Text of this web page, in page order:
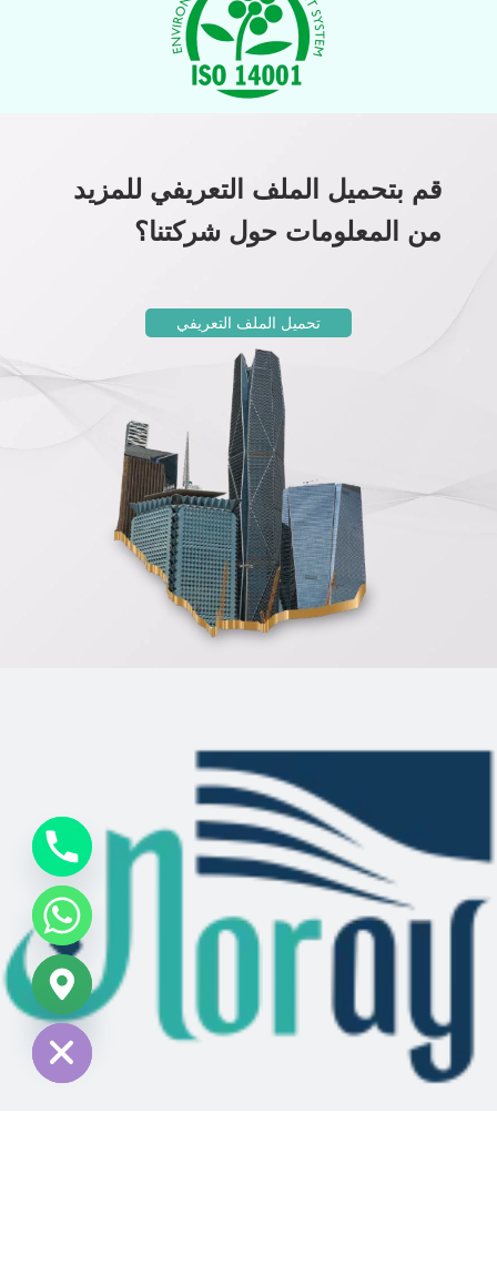
تحميل الملف التعريفي
قم بتحميل الملف التعريفي للمزيد
من المعلومات حول شركتنا؟
Hide
chaty